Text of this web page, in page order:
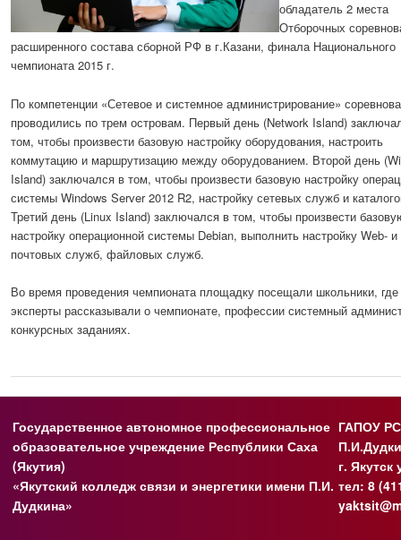
обладатель 2 места
Отборочных
расширенного состава сборной РФ в г.Казани, финала Национального
чемпионата 2015 г.
По компетенции «Сетевое и системное администрирование»
проводились по трем островам. Первый день (Network Island)
том, чтобы произвести базовую настройку оборудования, настроить
коммутацию и маршрутизацию между оборудованием. Второй день
Island) заключался в том, чтобы произвести базовую настройку
системы Windows Server 2012 R2, настройку сетевых служб и
Третий день (Linux Island) заключался в том, чтобы произвести
настройку операционной системы Debian, выполнить настройку Web- и
почтовых служб, файловых служб.
Во время проведения чемпионата площадку посещали школьники, где
эксперты рассказывали о чемпионате, профессии системный
конкурсных заданиях.
Государственное автономное профессиональное
образовательное учреждение Республики Саха
(Якутия)
«Якутский колледж связи и энергетики имени П.И.
Дудкина»
ГАПОУ
г.
тел: 8